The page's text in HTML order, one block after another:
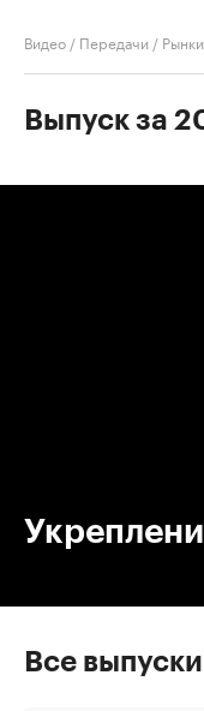
Видео / Передачи / Рынки
Выпуск за
Все